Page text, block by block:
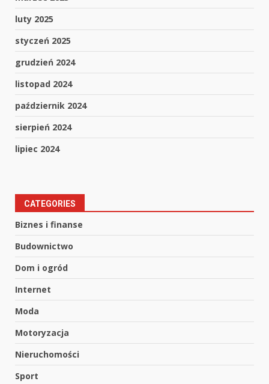
luty 2025
styczeń 2025
grudzień 2024
listopad 2024
październik 2024
sierpień 2024
lipiec 2024
CATEGORIES
Biznes i finanse
Budownictwo
Dom i ogród
Internet
Moda
Motoryzacja
Nieruchomości
Sport